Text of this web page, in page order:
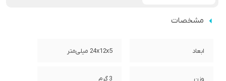
مشخصات
ابعاد 24x12x5 میلی‌متر
وزن 3 گرم